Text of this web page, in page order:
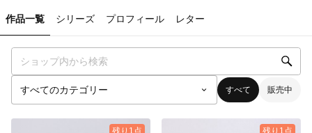
作品一覧 シリーズ プロフィール レター
すべて 販売中
残り1点 残り1点